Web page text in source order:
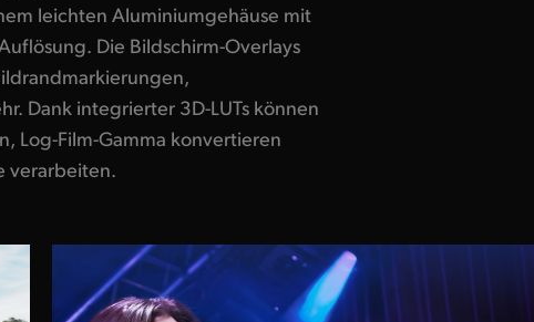
leichten Aluminiumgehäuse mit
verarbeiten.